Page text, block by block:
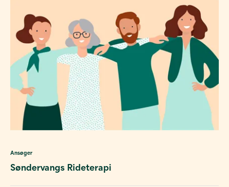
Ansøger
Søndervangs Rideterapi